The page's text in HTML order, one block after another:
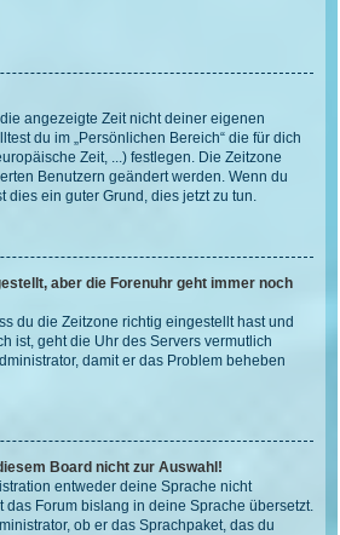
angezeigte Zeit nicht deiner eigenen
du im „Persönlichen Bereich“ die für dich
Zeit, ...) festlegen. Die Zeitzone
Benutzern geändert werden. Wenn du
dies ein guter Grund, dies jetzt zu tun.
aber die Forenuhr geht immer noch
du die Zeitzone richtig eingestellt hast und
ist, geht die Uhr des Servers vermutlich
damit er das Problem beheben
Board nicht zur Auswahl!
entweder deine Sprache nicht
Forum bislang in deine Sprache übersetzt.
ob er das Sprachpaket, das du